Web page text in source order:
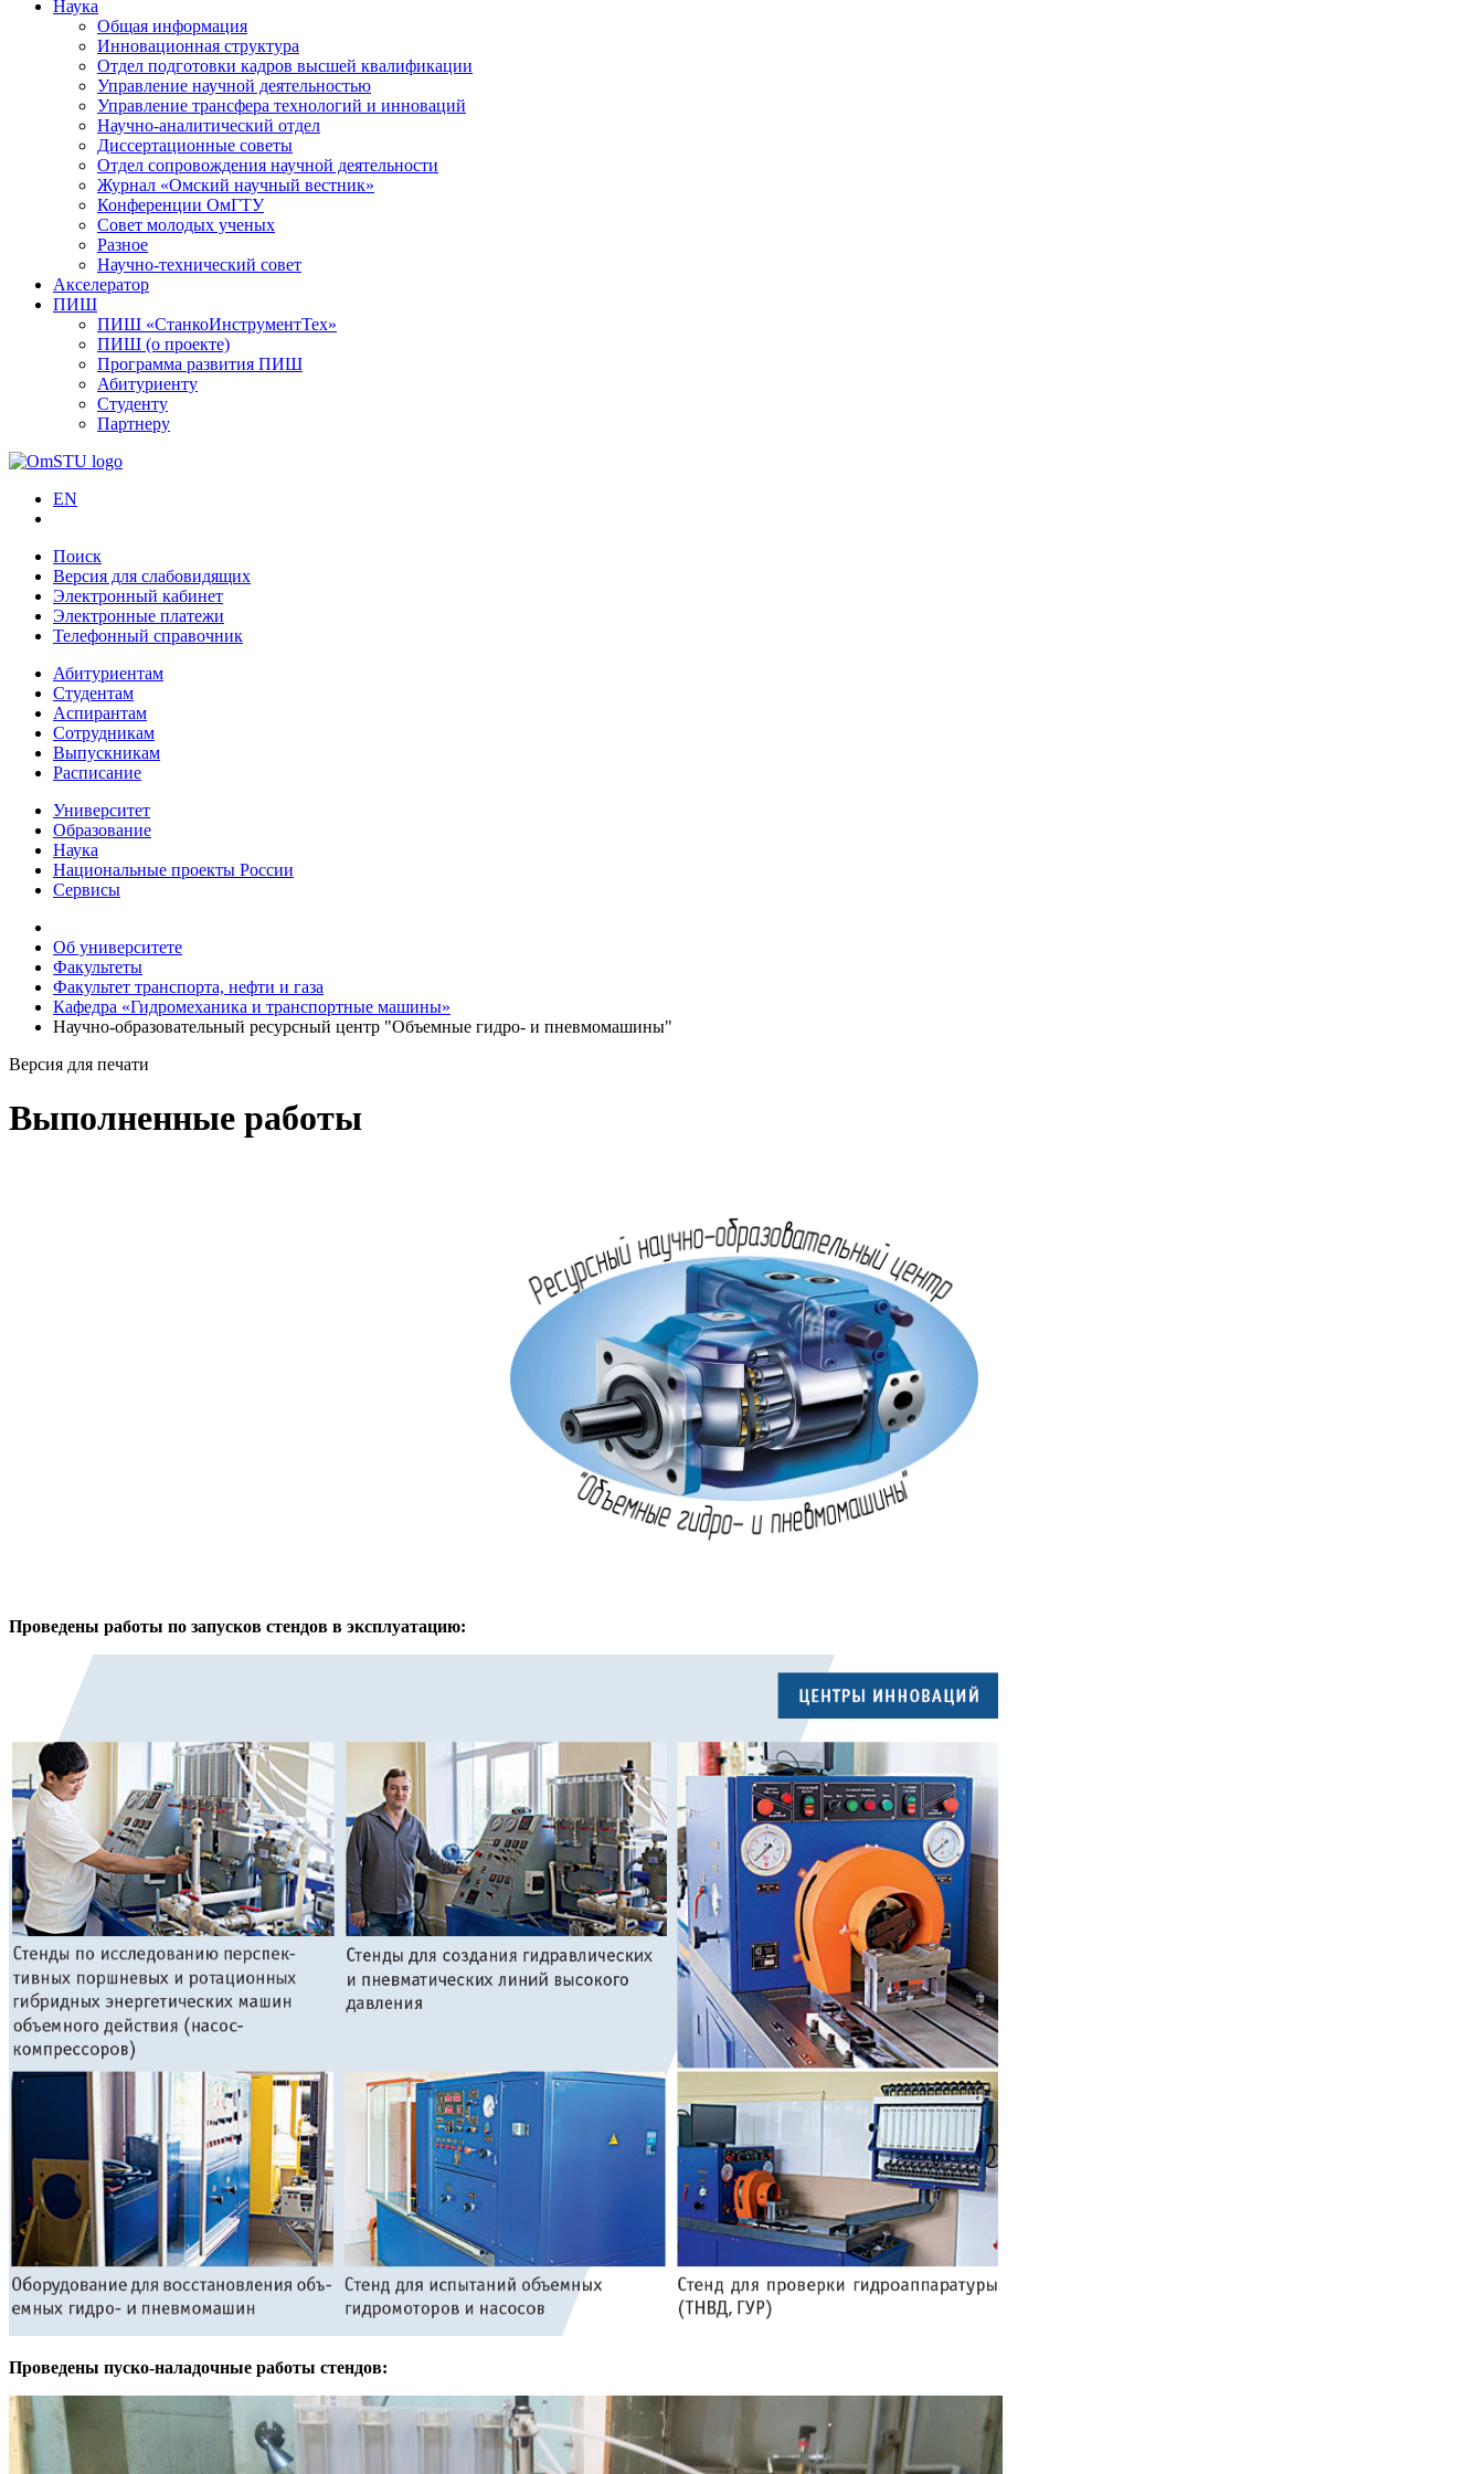
Наука
Общая информация
Инновационная структура
Отдел подготовки кадров высшей квалификации
Управление научной деятельностью
Управление трансфера технологий и инноваций
Научно-аналитический отдел
Диссертационные советы
Отдел сопровождения научной деятельности
Журнал «Омский научный вестник»
Конференции ОмГТУ
Совет молодых ученых
Разное
Научно-технический совет
Акселератор
ПИШ
ПИШ «СтанкоИнструментТех»
ПИШ (о проекте)
Программа развития ПИШ
Абитуриенту
Студенту
Партнеру
EN
Поиск
Версия для слабовидящих
Электронный кабинет
Электронные платежи
Телефонный справочник
Абитуриентам
Студентам
Аспирантам
Сотрудникам
Выпускникам
Расписание
Университет
Образование
Наука
Национальные проекты России
Сервисы
Об университете
Факультеты
Факультет транспорта, нефти и газа
Кафедра «Гидромеханика и транспортные машины»
Научно-образовательный ресурсный центр "Объемные гидро- и пневмомашины"
Версия для печати
Выполненные работы
Проведены работы по запусков стендов в эксплуатацию:
Проведены пуско-наладочные работы стендов: